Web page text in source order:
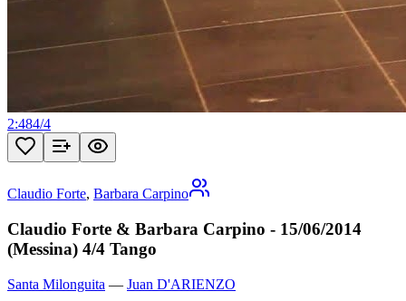
2:484/4
Claudio Forte, Barbara Carpino
Claudio Forte & Barbara Carpino - 15/06/2014
(Messina) 4/4 Tango
Santa Milonguita — Juan D'ARIENZO